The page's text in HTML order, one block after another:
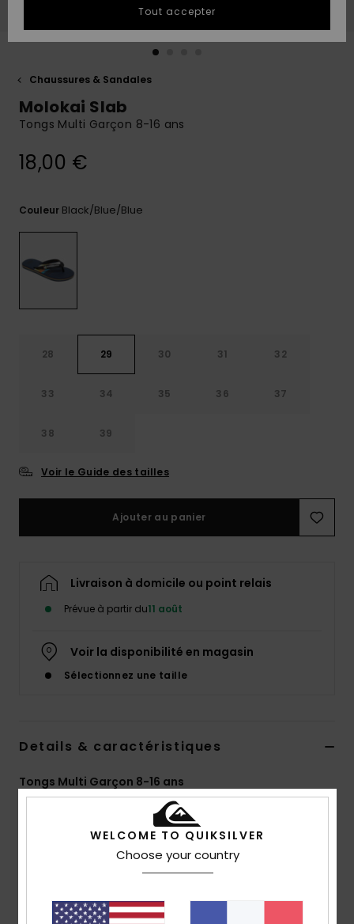
conversation
obtenir la
plus rapide
à votre
question.
Trouvez
de
Consulter
la FAQ
Chaussures & Sandales
Molokai Slab
Tongs Multi Garçon 8-16 ans
18,00 €
Couleur Black/blue/blue
28 29 30 31 32
33 34 35 36 37
38 39
Voir le Guide des tailles
Ajouter au panier
Livraison à domicile ou point relais
Prévue à partir du11 août
Voir la disponibilité en magasin
Sélectionnez une taille
Details & caractéristiques
Tongs Multi Garçon 8-16 ans
Code couleur
Bride souple en caoutchouc synthétique
Logotage Quiksilver et logo Mountain & Wave moulé
Assise plantaire texturée antidérapante
WELCOME TO QUIKSILVER
Choose your country
Tout accepter